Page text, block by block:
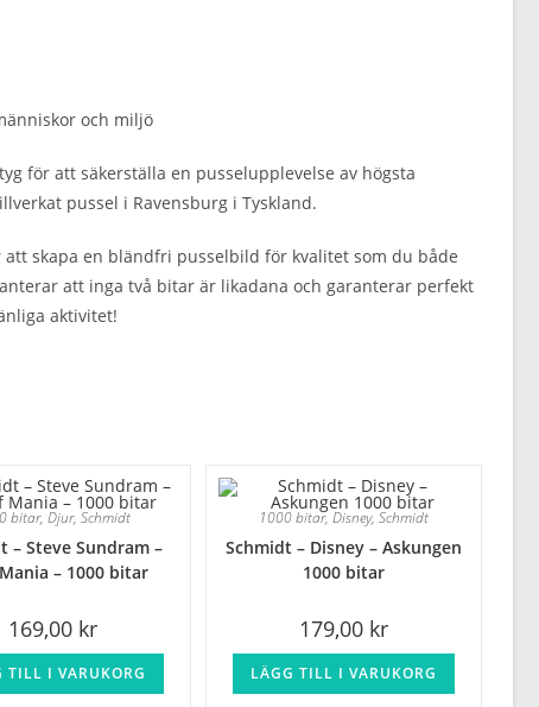
och miljö
för att säkerställa en pusselupplevelse av högsta
pussel i Ravensburg i Tyskland.
skapa en bländfri pusselbild för kvalitet som du både
att inga två bitar är likadana och garanterar perfekt
aktivitet!
bitar,Djur,Schmidt
– Steve Sundram –
– 1000 bitar
169,00 kr
TILL I VARUKORG
1000 bitar, Disney, Schmidt
Schmidt – Disney – Askungen
1000 bitar
179,00 kr
LÄGG TILL I VARUKORG